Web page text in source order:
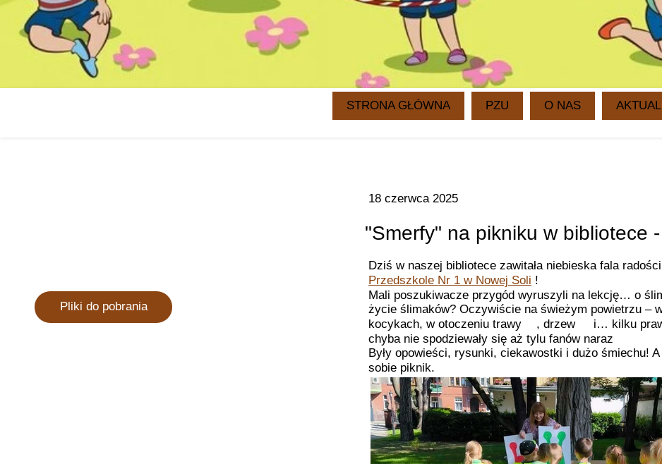
18 czerwca 2025
"Smerfy" na pikniku w bibliotece
Dziś w naszej bibliotece zawitała niebieska fala
Przedszkole Nr 1 w Nowej Soli !
Mali poszukiwacze przygód wyruszyli na lekcję… o
życie ślimaków? Oczywiście na świeżym powietrzu –
kocykach, w otoczeniu trawy
, drzew
i… kilku
chyba nie spodziewały się aż tylu fanów naraz
Były opowieści, rysunki, ciekawostki i dużo śmiechu!
sobie piknik.
Pliki do pobrania
STRONA GŁÓWNA PZU O NAS